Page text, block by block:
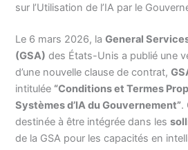
sur l’Utilisation de l’IA par le
Le 6 mars 2026, laGeneral
(GSA) des États-Unis a publié une
d’une nouvelle clause de contrat,
intitulée “Conditions et Termes
Systèmes d’IA du Gouvernement”.
destinée à être intégrée dans les
de la GSA pour les capacités en